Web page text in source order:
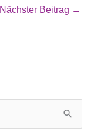
Nächster Beitrag →